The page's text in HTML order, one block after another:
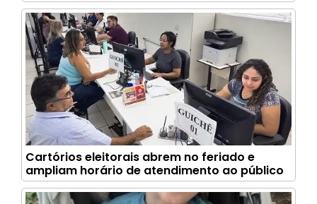
Cartórios eleitorais abrem no feriado e
ampliam horário de atendimento ao público